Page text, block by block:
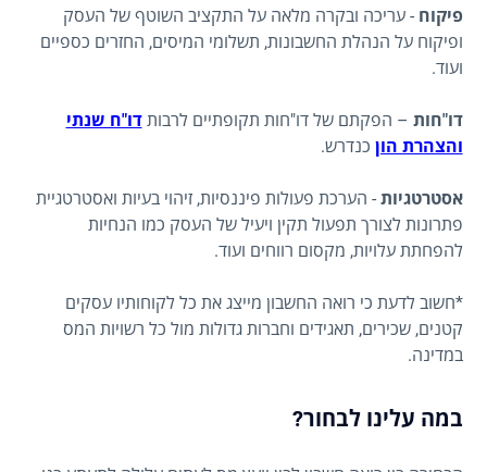
פיקוח - עריכה ובקרה מלאה על התקציב השוטף של העסק
ופיקוח על הנהלת החשבונות, תשלומי המיסים, החזרים כספיים
ועוד.
דו"חות – הפקתם של דו"חות תקופתיים לרבותדו"ח שנתי
והצהרת הון כנדרש.
אסטרטגיות - הערכת פעולות פיננסיות, זיהוי בעיות ואסטרטגיית
פתרונות לצורך תפעול תקין ויעיל של העסק כמו הנחיות
להפחתת עלויות, מקסום רווחים ועוד.
*חשוב לדעת כי רואה החשבון מייצג את כל לקוחותיו עסקים
קטנים, שכירים, תאגידים וחברות גדולות מול כל רשויות המס
במדינה.
במה עלינו לבחור?